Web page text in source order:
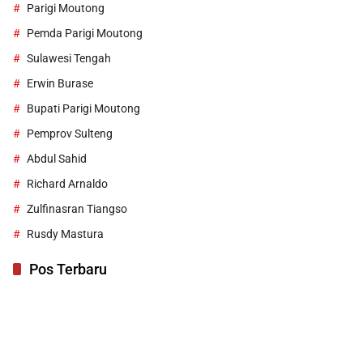
Parigi Moutong
Pemda Parigi Moutong
Sulawesi Tengah
Erwin Burase
Bupati Parigi Moutong
Pemprov Sulteng
Abdul Sahid
Richard Arnaldo
Zulfinasran Tiangso
Rusdy Mastura
Pos Terbaru